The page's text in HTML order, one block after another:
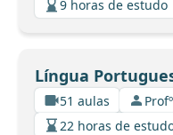
9 horas de estudo
Língua
51 aulas
22 horas de